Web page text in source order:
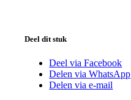
Deel dit stuk
Deel via Facebook
Delen via WhatsApp
Delen via e-mail